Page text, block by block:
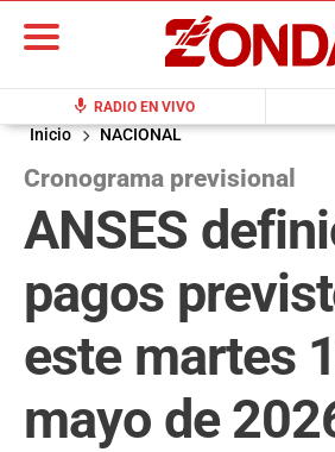
mic RADIO EN VIVO
Inicio NACIONAL
Cronograma previsional
ANSES
pagos
este martes
mayo de